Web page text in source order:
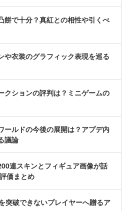
餅で十分？真紅との相性や引くべ
や衣装のグラフィック表現を巡る
クションの評判は？ミニゲームの
ールドの今後の展開は？アプデ内
議論
連スキンとフィギュア画像が話
価まとめ
突破できないプレイヤーへ贈るア